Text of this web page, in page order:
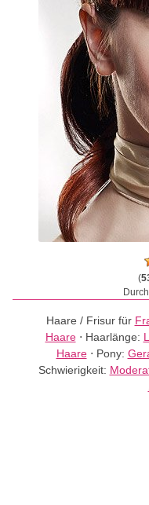
(
Haare / Frisur für
Haare⋅ Haarlänge:
Haare⋅ Pony:
Schwierigkeit: